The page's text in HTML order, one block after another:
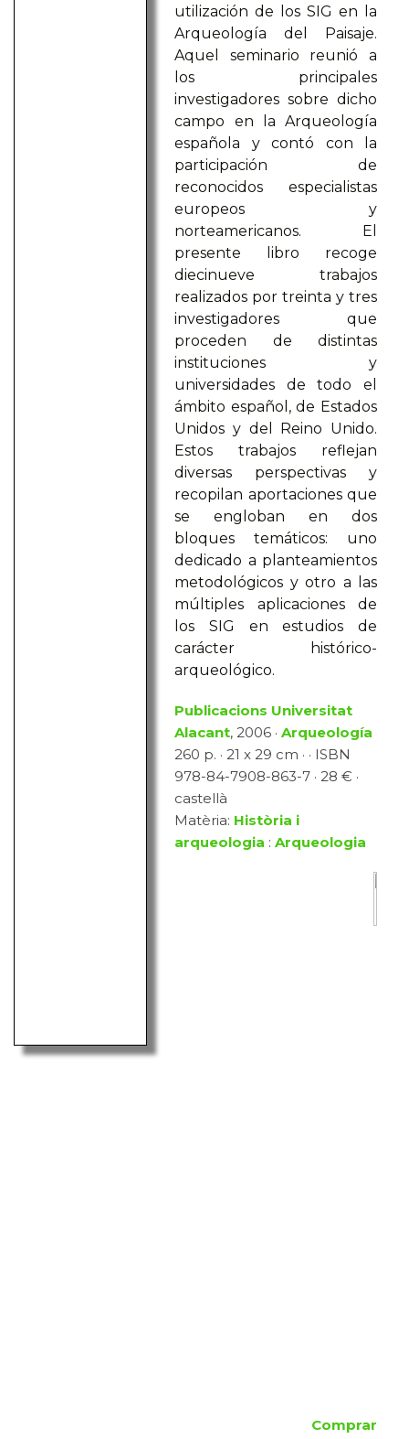
utilización de los SIG en la
Arqueología del Paisaje.
Aquel seminario reunió a
los principales
investigadores sobre dicho
campo en la Arqueología
española y contó con la
participación de
reconocidos especialistas
europeos y
norteamericanos. El
presente libro recoge
diecinueve trabajos
realizados por treinta y tres
investigadores que
proceden de distintas
instituciones y
universidades de todo el
ámbito español, de Estados
Unidos y del Reino Unido.
Estos trabajos reflejan
diversas perspectivas y
recopilan aportaciones que
se engloban en dos
bloques temáticos: uno
dedicado a planteamientos
metodológicos y otro a las
múltiples aplicaciones de
los SIG en estudios de
carácter histórico-
arqueológico.
Publicacions Universitat
Alacant, 2006 ·Arqueología
260 p. · 21 x 29 cm · · ISBN
978-84-7908-863-7 · 28 € ·
castellà
Matèria: Història i
arqueologia :Arqueologia
Comprar